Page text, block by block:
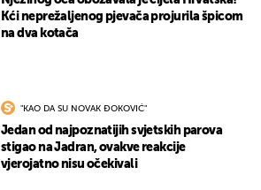
Kći neprežaljenog pjevača projurila špicom
na dva kotača
"KAO DA SU NOVAK ĐOKOVIĆ"
Jedan od najpoznatijih svjetskih parova
stigao na Jadran, ovakve reakcije
vjerojatno nisu očekivali